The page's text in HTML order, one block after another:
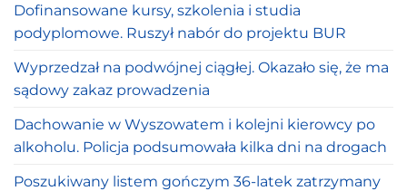
Dofinansowane kursy, szkolenia i studia
podyplomowe. Ruszył nabór do projektu BUR
Wyprzedzał na podwójnej ciągłej. Okazało się, że ma
sądowy zakaz prowadzenia
Dachowanie w Wyszowatem i kolejni kierowcy po
alkoholu. Policja podsumowała kilka dni na drogach
Poszukiwany listem gończym 36-latek zatrzymany